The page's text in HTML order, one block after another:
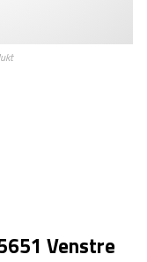
Venstre